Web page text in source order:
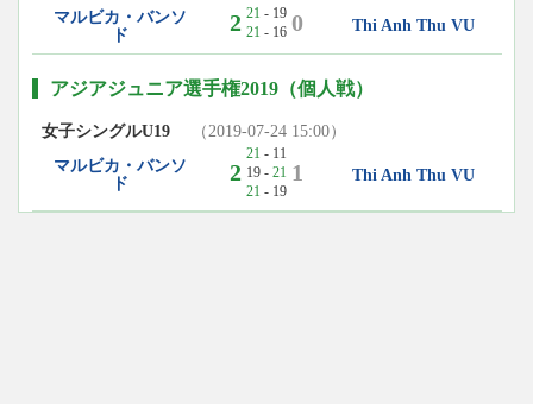
マルビカ・バンソ
ド
2 21 - 19
21 - 16 0 Thi Anh Thu VU
アジアジュニア選手権2019（個人戦）
女子シングルU19
（2019-07-24 15:00）
マルビカ・バンソ
ド
2
21 - 11
19 - 21
21 - 19
1 Thi Anh Thu VU